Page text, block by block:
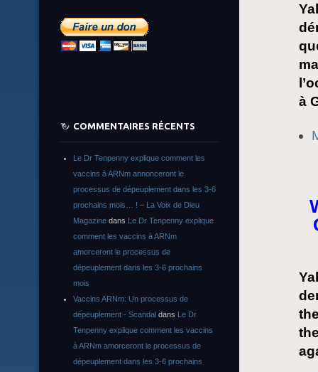
à
COMMENTAIRES RÉCENTS
Le Dr Tenpenny explique comment les
vaccins à ARNm annonceront le
processus de dépeuplement dans les 3-6
prochains mois… ! – La Voix de Dieu
Magazine dans Le Dr Tenpenny explique
comment les vaccins à ARNm
amorceront le processus de
dépeuplement dans les 3-6 prochains
mois
Vaccins ARNm: Un processus de
dépeuplement - Scandal dans Le Dr
Tenpenny explique comment les vaccins
à ARNm amorceront le processus de
dépeuplement dans les 3-6 prochains